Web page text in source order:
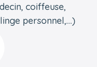
coiffeuse,
personnel,…)